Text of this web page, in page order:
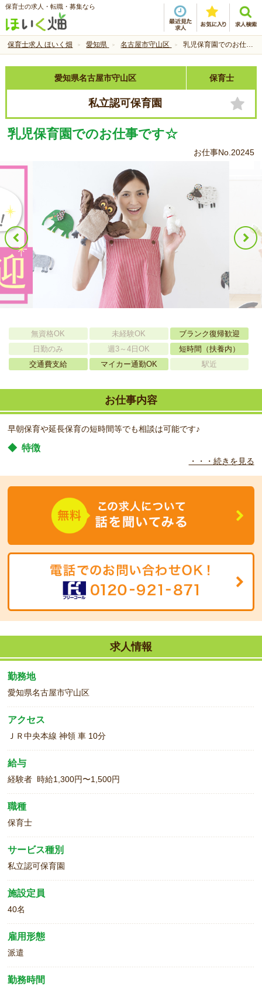
保育士の求人・転職・募集なら
保育士求人 ほいく畑 愛知県 名古屋市守山区 乳児保育園でのお仕事です☆
愛知県名古屋市守山区 保育士
私立認可保育園
乳児保育園でのお仕事です☆
お仕事No.20245
無資格OK 未経験OK
ブランク復帰歓迎
日勤のみ
週3～4日OK
短時間（扶養内）
交通費支給
マイカー通勤OK 駅近
お仕事内容
早朝保育や延長保育の短時間等でも相談は可能です♪
◆ 特徴
愛情を最も必要とする乳幼児期に、保護者の代わりとなり、心身か
ら愛情を注ぎ、スキンシップを第一にした保育方針の園になりま
す。
・・・続きを見る
求人情報
勤務地
愛知県名古屋市守山区
アクセス
ＪＲ中央本線 神領 車 10分
給与
経験者 時給1,300円〜1,500円
職種
保育士
サービス種別
私立認可保育園
施設定員
40名
雇用形態
派遣
勤務時間